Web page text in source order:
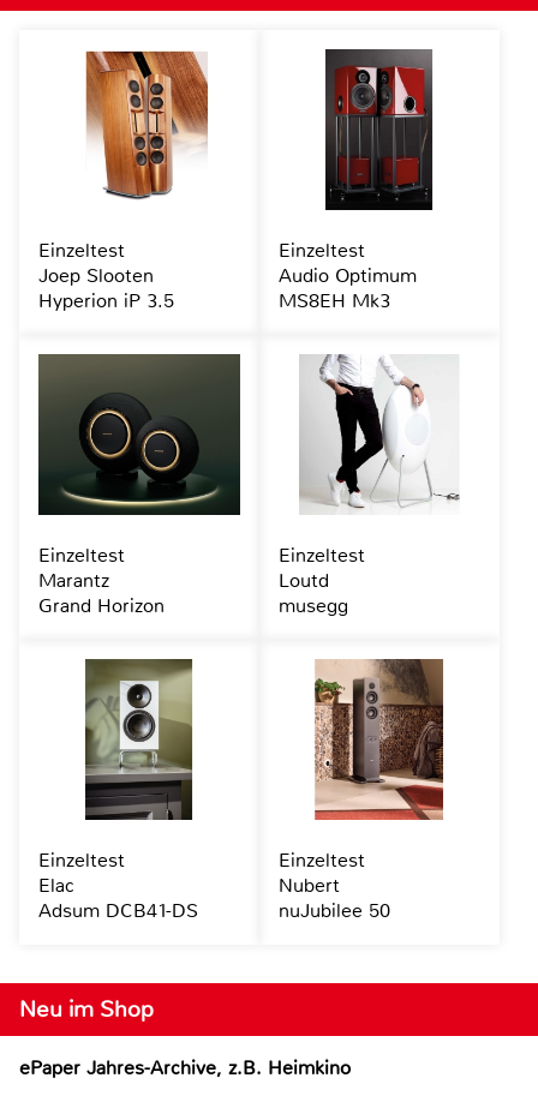
Neu im Shop
ePaper Jahres-Archive, z.B. Heimkino
Einzeltest
Joep Slooten
Hyperion iP 3.5
Einzeltest
Audio Optimum
MS8EH Mk3
Einzeltest
Marantz
Grand Horizon
Einzeltest
Loutd
musegg
Einzeltest
Elac
Adsum DCB41-DS
Einzeltest
Nubert
nuJubilee 50